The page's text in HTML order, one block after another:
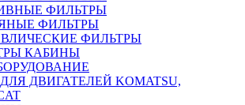
ФИЛЬТРЫ
ФИЛЬТРЫ
ФИЛЬТРЫ
КАБИНЫ
ДВИГАТЕЛЕЙ KOMATSU,